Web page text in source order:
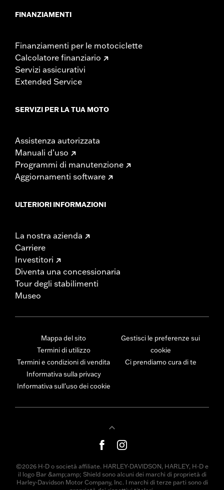
FINANZIAMENTI
Finanziamenti per le motociclette
Calcolatore finanziario
Servizi assicurativi
Extended Service
SERVIZI PER LA TUA MOTO
Assistenza autorizzata
Manuali d’uso
Programmi di manutenzione
Aggiornamenti software
ULTERIORI INFORMAZIONI
La nostra azienda
Carriere
Investitori
Diventa una concessionaria
Tour degli stabilimenti
Museo
Mappa del sito
Termini di utilizzo
Termini e condizioni di vendita
Informativa sulla privacy
Informativa sull’uso dei cookie
Gestisci le preferenze sui
cookie
Ci prendiamo cura di te
©2026 H-D o società affiliate. HARLEY-DAVIDSON, HARLEY, H-D e
il logo Bar &amp;amp; Shield sono alcuni dei marchi di proprietà di
Harley-Davidson Motor Company, Inc. I marchi di terze parti sono di